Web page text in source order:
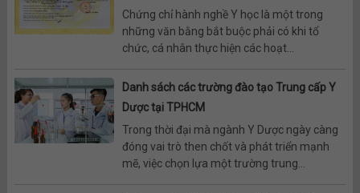
Chứng chỉ hành nghề Y học là một trong
những văn bằng bắt buộc phải có khi tổ
chức, cá nhân thực hiện các hoạt...
Danh sách các trường đào tạo Trung cấp Y
Dược tại TPHCM
Trong thời đại mà ngành Y Dược ngày càng
đóng vai trò then chốt và phát triển mạnh
mẽ, việc chọn lựa một trường trung...